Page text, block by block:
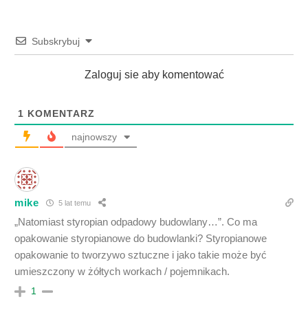
Subskrybuj
Zaloguj sie aby komentować
1 KOMENTARZ
najnowszy
mike 5 lat temu
„Natomiast styropian odpadowy budowlany…”. Co ma
opakowanie styropianowe do budowlanki? Styropianowe
opakowanie to tworzywo sztuczne i jako takie może być
umieszczony w żółtych workach / pojemnikach.
1